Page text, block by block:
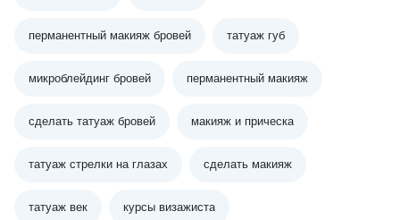
перманентный макияж бровей татуаж губ
микроблейдинг бровей перманентный макияж
сделать татуаж бровей макияж и прическа
татуаж стрелки на глазах сделать макияж
татуаж век курсы визажиста